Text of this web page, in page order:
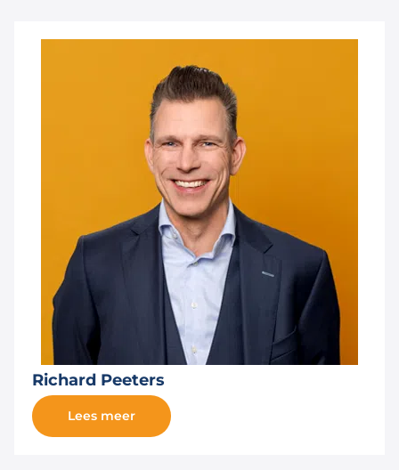
Richard Peeters
Lees meer